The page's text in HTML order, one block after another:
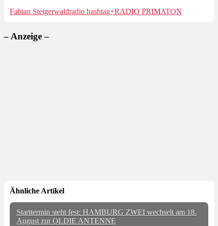
Fabian Steigerwaldradio hashtag+RADIO PRIMATON
– Anzeige –
Ähnliche Artikel
Starttermin steht fest: HAMBURG ZWEI wechselt am 18.
August zur OLDIE ANTENNE